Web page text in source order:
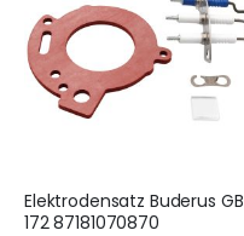
Elektrodensatz Buderus GB
172 87181070870